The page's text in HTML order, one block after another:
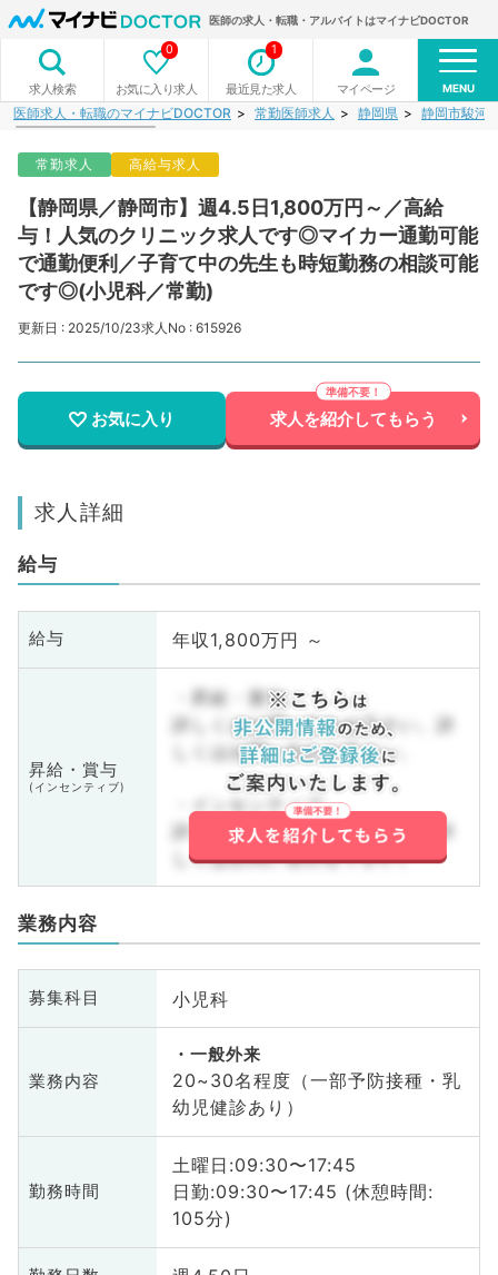
医師の求人・転職・アルバイトはマイナビDOCTOR
求人検索 お気に入り求人
0
最近見た求人
1
マイページ MENU
医師求人・転職のマイナビDOCTOR 常勤医師求人 静岡県 静岡市駿河
常勤求人 高給与求人
【静岡県／静岡市】週4.5日1,800万円～／高給
与！人気のクリニック求人です◎マイカー通勤可能
で通勤便利／子育て中の先生も時短勤務の相談可能
です◎(小児科／常勤)
更新日 : 2025/10/23求人No : 615926
お気に入り 求人を紹介してもらう
求人詳細
給与
給与 年収1,800万円 ～
昇給・賞与
(インセンティブ)
・昇給・賞与
詳しくはお問い合わせ下さい。詳
しくはお問い合わせ下さい。
・インセンティブ
詳しくはお問い合わせ下さい。詳
しくはお問い合わせ下さい。
業務内容
募集科目 小児科
業務内容
一般外来
20~30名程度（一部予防接種・乳
幼児健診あり）
勤務時間
土曜日:09:30〜17:45
日勤:09:30〜17:45 (休憩時間:
105分)